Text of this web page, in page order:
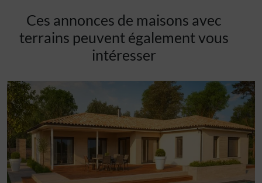
Ces annonces de maisons avec
terrains peuvent également vous
intéresser